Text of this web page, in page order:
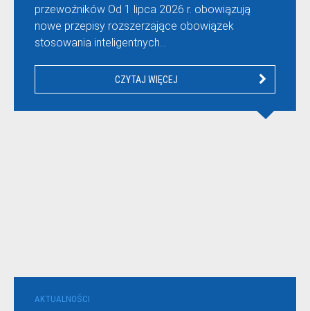
przewoźników Od 1 lipca 2026 r. obowiązują
nowe przepisy rozszerzające obowiązek
stosowania inteligentnych…
CZYTAJ WIĘCEJ
AKTUALNOŚCI